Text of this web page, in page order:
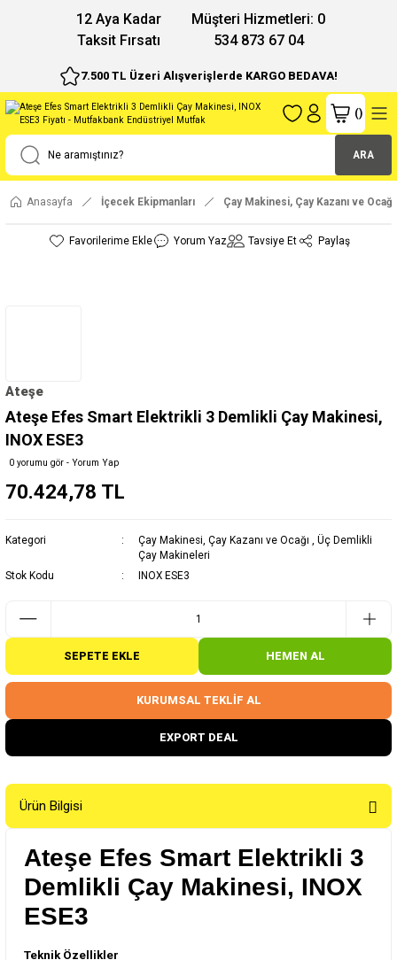
12 Aya Kadar
Taksit Fırsatı
Müşteri Hizmetleri: 0
534 873 67 04
7.500 TL Üzeri Alışverişlerde KARGO BEDAVA!
ARA
()
Anasayfa İçecek Ekipmanları Çay Makinesi, Çay Kazanı ve Ocağı
Yorum Yaz Tavsiye Et Paylaş
Ateşe
Ateşe Efes Smart Elektrikli 3 Demlikli Çay Makinesi,
INOX ESE3
0 yorumu gör - Yorum Yap
70.424,78 TL
Kategori Çay Makinesi, Çay Kazanı ve Ocağı
Üç Demlikli
Çay Makineleri
Stok Kodu
INOX ESE3
SEPETE EKLE HEMEN AL
KURUMSAL TEKLİF AL
EXPORT DEAL
Ürün Bilgisi
Ateşe Efes Smart Elektrikli 3
Demlikli Çay Makinesi, INOX
ESE3
Teknik Özellikler